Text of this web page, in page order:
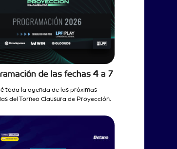
de las fechas 4 a 7
toda la agenda de las próximas
del Torneo Clausura de Proyección.